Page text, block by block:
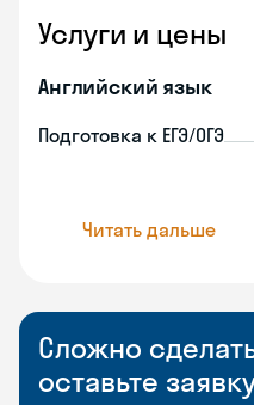
Услуги и цены
Английский язык
Подготовка к ЕГЭ/ОГЭ
Читать дальше
Сложно
оставьте